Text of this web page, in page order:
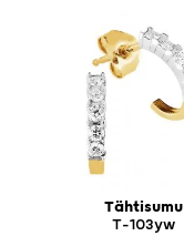
Tähtisumu
T-103yw